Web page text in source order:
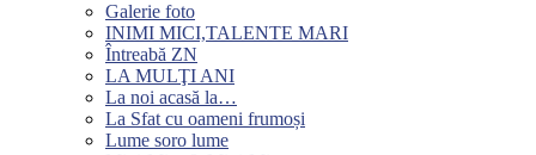
Galerie foto
INIMI MICI,TALENTE MARI
Întreabă ZN
LA MULŢI ANI
La noi acasă la…
La Sfat cu oameni frumoși
Lume soro lume